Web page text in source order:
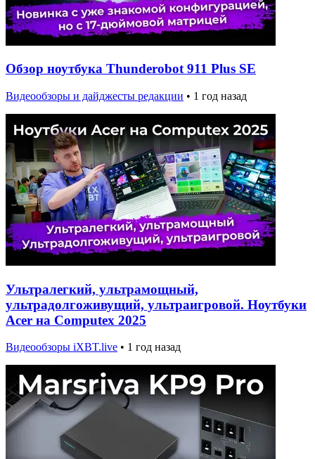
Обзор ноутбука Thunderobot 911 Plus SE
Видеообзоры и дайджесты редакции • 1 год назад
Ультралегкий, ультрамощный,
ультрадолгоживущий, ультраигровой. Ноутбуки
Acer на Computex 2025
Видеообзоры iXBT.live • 1 год назад